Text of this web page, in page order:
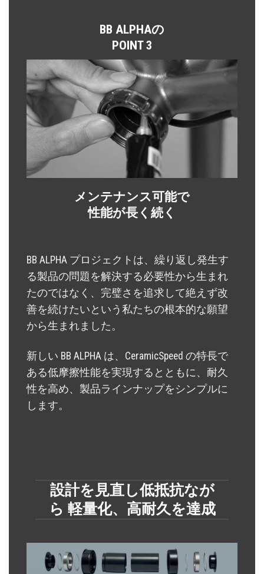
BB ALPHAの
POINT 3
メンテナンス可能で
性能が長く続く
BB ALPHA プロジェクトは、繰り返し発生す
る製品の問題を解決する必要性から生まれ
たのではなく、完璧さを追求して絶えず改
善を続けたいという私たちの根本的な願望
から生まれました。
新しい BB ALPHA は、CeramicSpeed の特長で
ある低摩擦性能を実現するとともに、耐久
性を高め、製品ラインナップをシンプルに
します。
設計を見直し低抵抗なが
ら 軽量化、高耐久を達成